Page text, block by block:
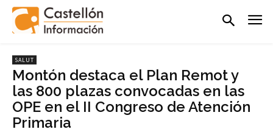
SALUT
Montón destaca el Plan Remot y
las 800 plazas convocadas en las
OPE en el II Congreso de Atención
Primaria